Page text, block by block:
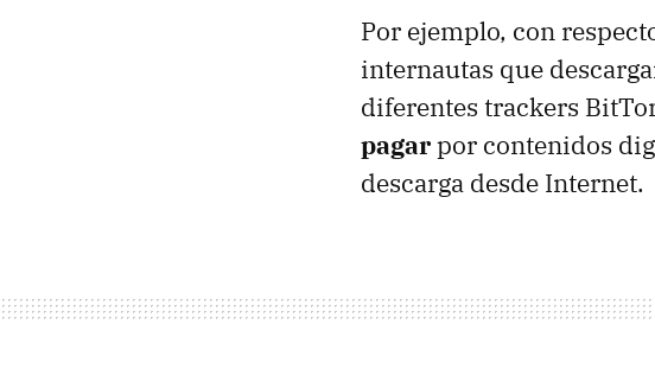
Por ejemplo, con
internautas que
diferentes trackers
pagarpor contenidos
descarga desde Internet.